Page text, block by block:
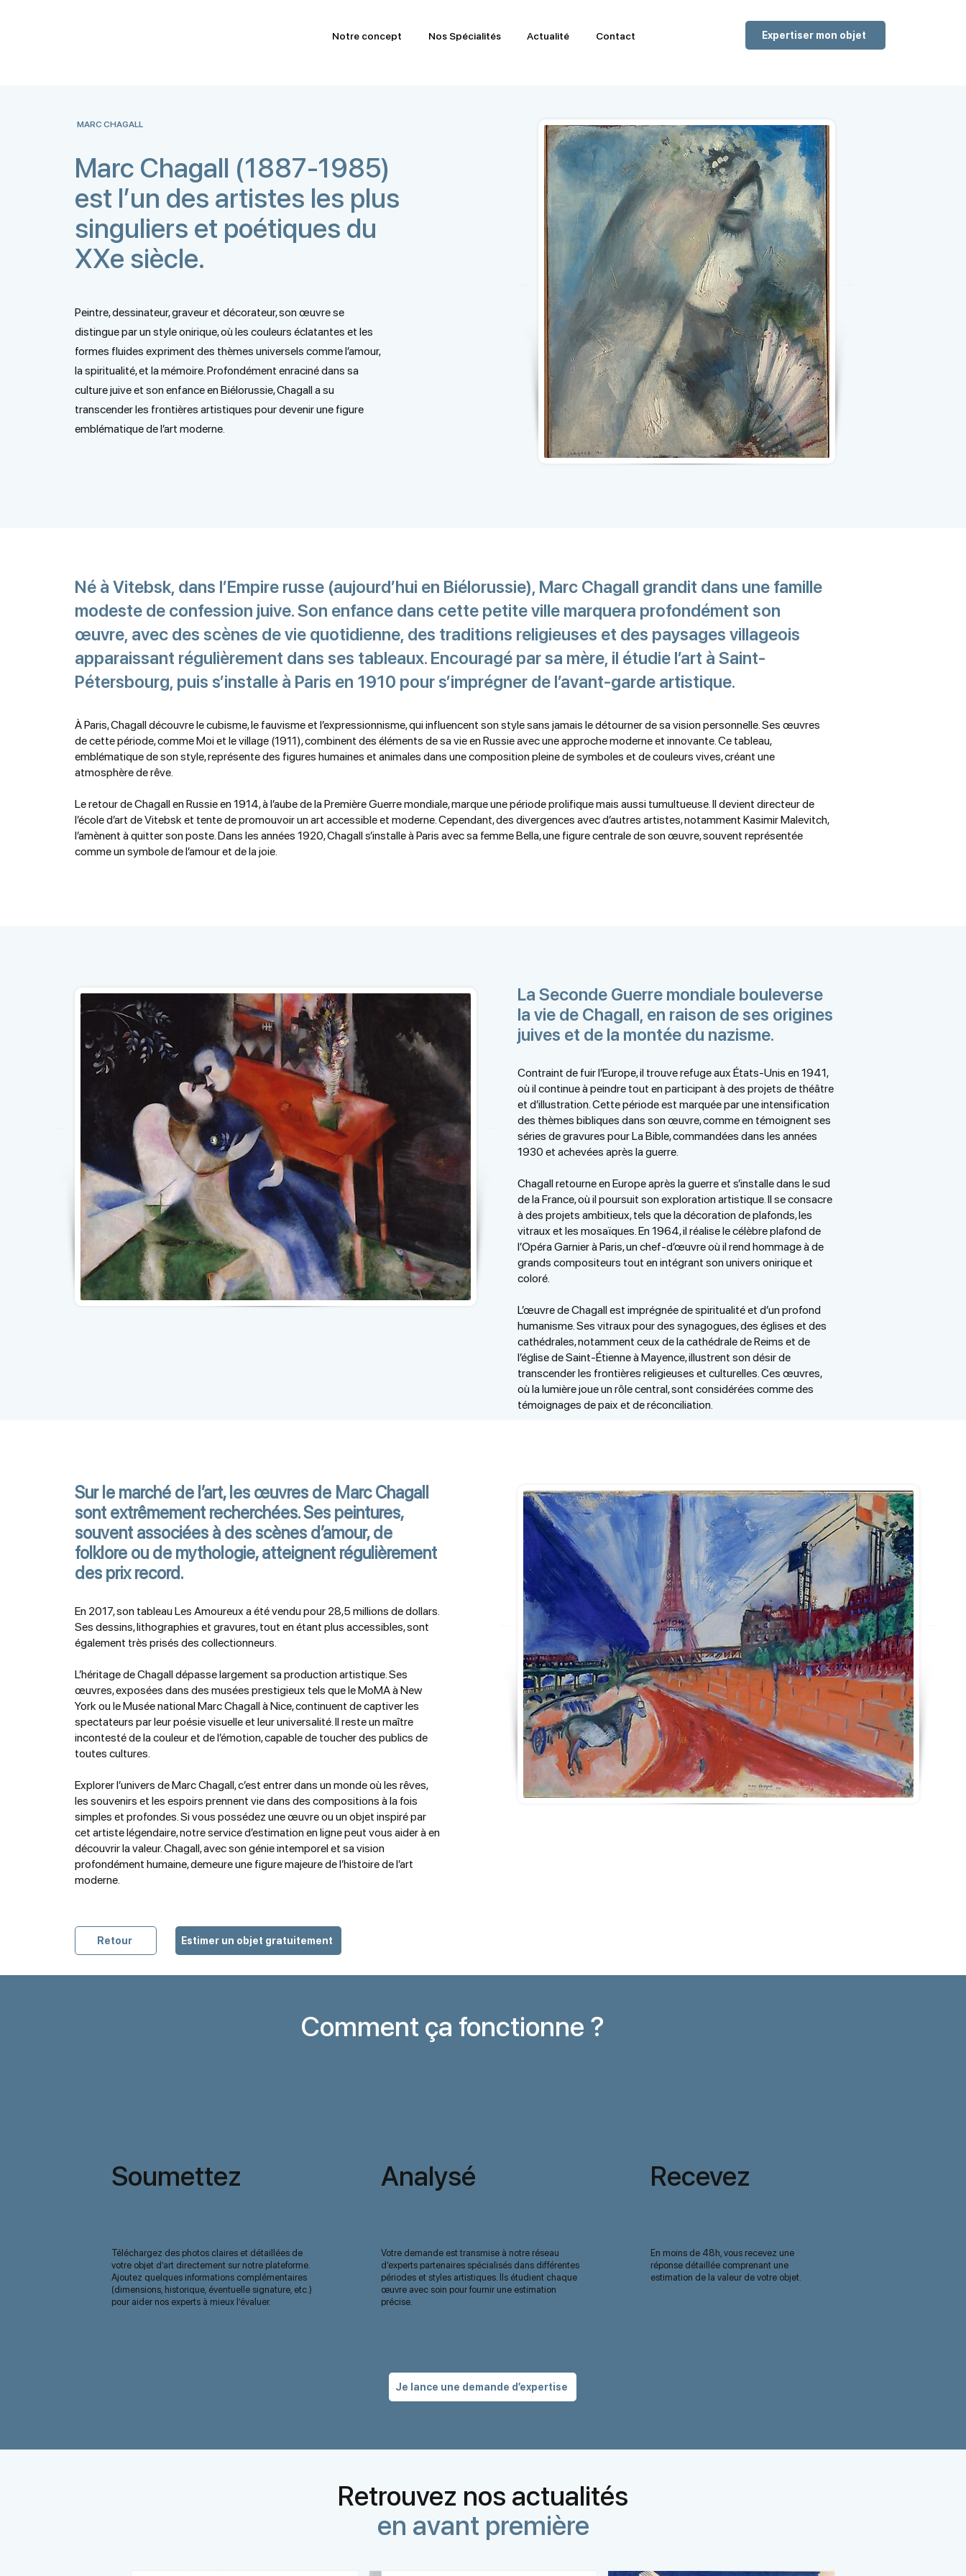
Notre concept Nos Spécialités Actualité Contact Expertiser mon objet
MARC CHAGALL
Marc Chagall (1887-1985)
est l’un des artistes les plus
singuliers et poétiques du
XXe siècle.
Peintre, dessinateur, graveur et décorateur, son œuvre se
distingue par un style onirique, où les couleurs éclatantes et les
formes fluides expriment des thèmes universels comme l’amour,
la spiritualité, et la mémoire. Profondément enraciné dans sa
culture juive et son enfance en Biélorussie, Chagall a su
transcender les frontières artistiques pour devenir une figure
emblématique de l’art moderne.
Né à Vitebsk, dans l’Empire russe (aujourd’hui en Biélorussie), Marc Chagall grandit dans une famille
modeste de confession juive. Son enfance dans cette petite ville marquera profondément son
œuvre, avec des scènes de vie quotidienne, des traditions religieuses et des paysages villageois
apparaissant régulièrement dans ses tableaux. Encouragé par sa mère, il étudie l’art à Saint-
Pétersbourg, puis s’installe à Paris en 1910 pour s’imprégner de l’avant-garde artistique.
À Paris, Chagall découvre le cubisme, le fauvisme et l’expressionnisme, qui influencent son style sans jamais le détourner de sa vision personnelle. Ses œuvres
de cette période, comme Moi et le village (1911), combinent des éléments de sa vie en Russie avec une approche moderne et innovante. Ce tableau,
emblématique de son style, représente des figures humaines et animales dans une composition pleine de symboles et de couleurs vives, créant une
atmosphère de rêve.
Le retour de Chagall en Russie en 1914, à l’aube de la Première Guerre mondiale, marque une période prolifique mais aussi tumultueuse. Il devient directeur de
l’école d’art de Vitebsk et tente de promouvoir un art accessible et moderne. Cependant, des divergences avec d’autres artistes, notamment Kasimir Malevitch,
l’amènent à quitter son poste. Dans les années 1920, Chagall s’installe à Paris avec sa femme Bella, une figure centrale de son œuvre, souvent représentée
comme un symbole de l’amour et de la joie.
La Seconde Guerre mondiale bouleverse
la vie de Chagall, en raison de ses origines
juives et de la montée du nazisme.
Contraint de fuir l’Europe, il trouve refuge aux États-Unis en 1941,
où il continue à peindre tout en participant à des projets de théâtre
et d’illustration. Cette période est marquée par une intensification
des thèmes bibliques dans son œuvre, comme en témoignent ses
séries de gravures pour La Bible, commandées dans les années
1930 et achevées après la guerre.
Chagall retourne en Europe après la guerre et s’installe dans le sud
de la France, où il poursuit son exploration artistique. Il se consacre
à des projets ambitieux, tels que la décoration de plafonds, les
vitraux et les mosaïques. En 1964, il réalise le célèbre plafond de
l’Opéra Garnier à Paris, un chef-d’œuvre où il rend hommage à de
grands compositeurs tout en intégrant son univers onirique et
coloré. ​
L’œuvre de Chagall est imprégnée de spiritualité et d’un profond
humanisme. Ses vitraux pour des synagogues, des églises et des
cathédrales, notamment ceux de la cathédrale de Reims et de
l’église de Saint-Étienne à Mayence, illustrent son désir de
transcender les frontières religieuses et culturelles. Ces œuvres,
où la lumière joue un rôle central, sont considérées comme des
témoignages de paix et de réconciliation.
Sur le marché de l’art, les œuvres de Marc Chagall
sont extrêmement recherchées. Ses peintures,
souvent associées à des scènes d’amour, de
folklore ou de mythologie, atteignent régulièrement
des prix record.
En 2017, son tableau Les Amoureux a été vendu pour 28,5 millions de dollars.
Ses dessins, lithographies et gravures, tout en étant plus accessibles, sont
également très prisés des collectionneurs.
L’héritage de Chagall dépasse largement sa production artistique. Ses
œuvres, exposées dans des musées prestigieux tels que le MoMA à New
York ou le Musée national Marc Chagall à Nice, continuent de captiver les
spectateurs par leur poésie visuelle et leur universalité. Il reste un maître
incontesté de la couleur et de l’émotion, capable de toucher des publics de
toutes cultures.
Explorer l’univers de Marc Chagall, c’est entrer dans un monde où les rêves,
les souvenirs et les espoirs prennent vie dans des compositions à la fois
simples et profondes. Si vous possédez une œuvre ou un objet inspiré par
cet artiste légendaire, notre service d’estimation en ligne peut vous aider à en
découvrir la valeur. Chagall, avec son génie intemporel et sa vision
profondément humaine, demeure une figure majeure de l’histoire de l’art
moderne.
Retour Estimer un objet gratuitement
Comment ça fonctionne ?
Soumettez
Téléchargez des photos claires et détaillées de
votre objet d’art directement sur notre plateforme.
Ajoutez quelques informations complémentaires
(dimensions, historique, éventuelle signature, etc.)
pour aider nos experts à mieux l’évaluer.
Analysé
Votre demande est transmise à notre réseau
d’experts partenaires spécialisés dans différentes
périodes et styles artistiques. Ils étudient chaque
œuvre avec soin pour fournir une estimation
précise.
Recevez
En moins de 48h, vous recevez une
réponse détaillée comprenant une
estimation de la valeur de votre objet.
Je lance une demande d’expertise
Retrouvez nos actualités
en avant première